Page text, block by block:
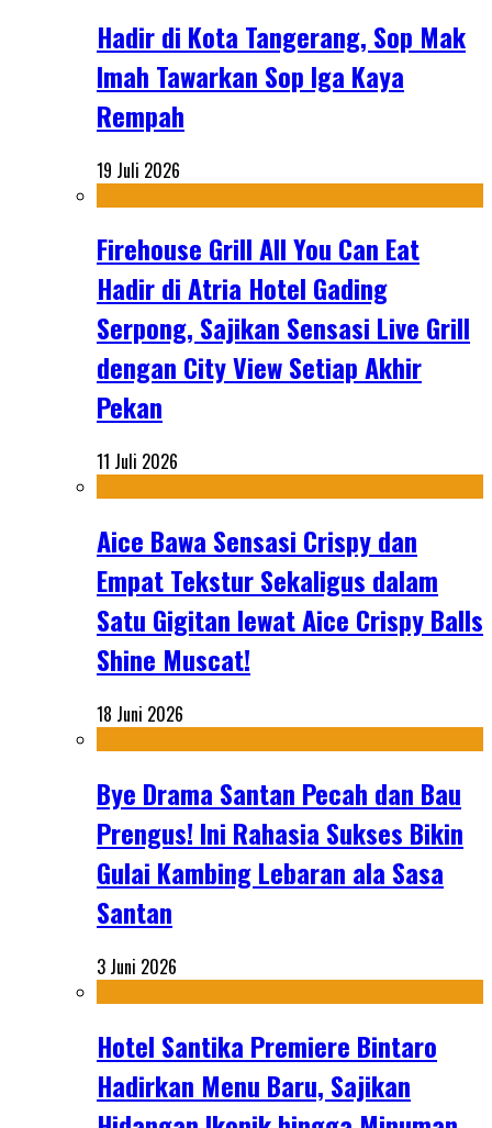
Hadir di Kota Tangerang, Sop Mak
Imah Tawarkan Sop Iga Kaya
Rempah
19 Juli 2026
Firehouse Grill All You Can Eat
Hadir di Atria Hotel Gading
Serpong, Sajikan Sensasi Live Grill
dengan City View Setiap Akhir
Pekan
11 Juli 2026
Aice Bawa Sensasi Crispy dan
Empat Tekstur Sekaligus dalam
Satu Gigitan lewat Aice Crispy Balls
Shine Muscat!
18 Juni 2026
Bye Drama Santan Pecah dan Bau
Prengus! Ini Rahasia Sukses Bikin
Gulai Kambing Lebaran ala Sasa
Santan
3 Juni 2026
Hotel Santika Premiere Bintaro
Hadirkan Menu Baru, Sajikan